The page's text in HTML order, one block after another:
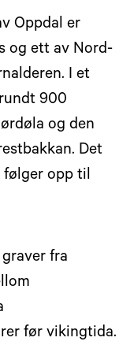
Oppdal er
og ett av Nord-
I et
900
og den
Det
følger opp til
fra
før vikingtida.